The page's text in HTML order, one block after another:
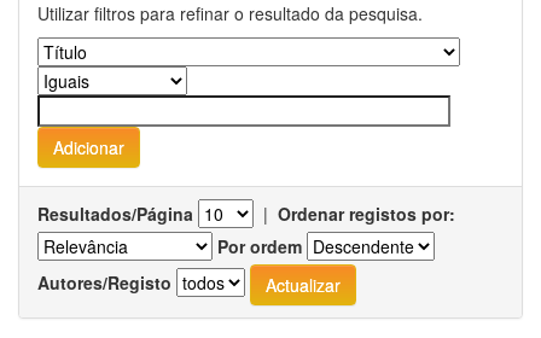
Utilizar filtros para refinar o resultado da pesquisa.
Resultados/Página | Ordenar registos por:
Por ordem
Autores/Registo